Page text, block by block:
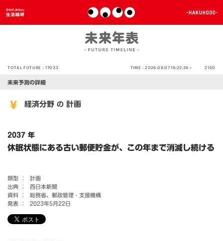
TOTAL FUTURE :17033 TIME :2026.08.07 18:22:36 > 2150
未来予測の詳細
経済分野 の 計画
2037 年
休眠状態にある古い郵便貯金が、この年まで消滅し続ける
類型 ：
計画
出典 ：
西日本新聞
資料 ：
総務省、郵政管理・支援機構
発表 ：
2023年5月22日